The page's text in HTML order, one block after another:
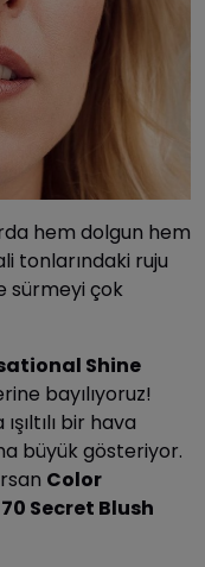
hem dolgun hem
tonlarındaki ruju
sürmeyi çok
Shine
bayılıyoruz!
bir hava
büyük gösteriyor.
Color
Secret Blush